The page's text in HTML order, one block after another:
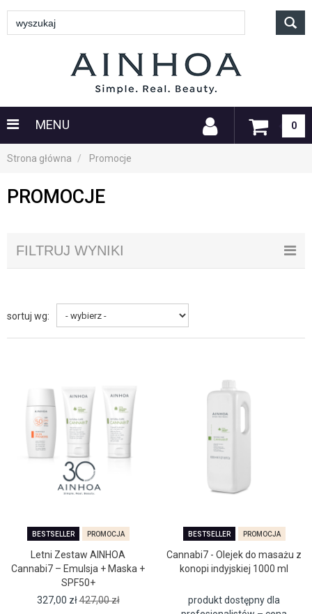
MENU 0
Strona główna Promocje
PROMOCJE
FILTRUJ WYNIKI
sortuj wg:
BESTSELLER PROMOCJA
Letni Zestaw AINHOA
Cannabi7 – Emulsja + Maska +
SPF50+
327,00 zł427,00zł
BESTSELLER PROMOCJA
Cannabi7 - Olejek do masażu z
konopi indyjskiej 1000 ml
produkt dostępny dla